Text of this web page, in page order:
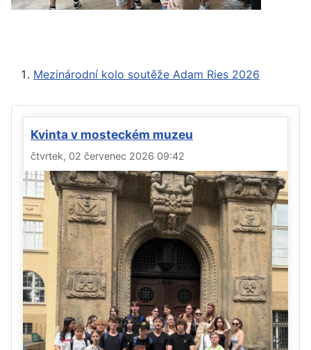
Mezinárodní kolo soutěže Adam Ries 2026
Kvinta v mosteckém muzeu
čtvrtek, 02 červenec 2026 09:42